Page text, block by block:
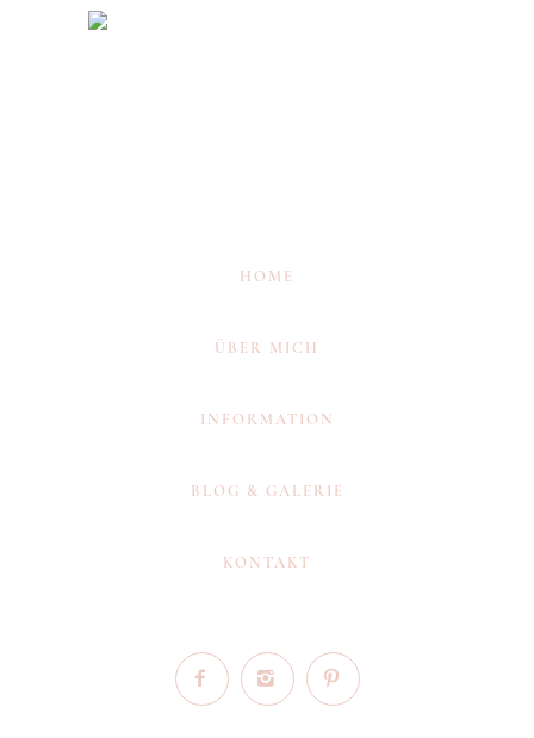
HOME
ÜBER MICH
INFORMATION
BLOG & GALERIE
KONTAKT